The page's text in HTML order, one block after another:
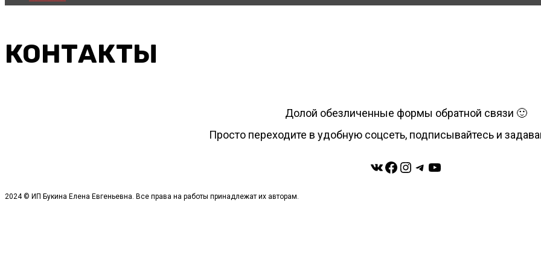
КОНТАКТЫ
Долой обезличенные формы обратной связи 🙂
Просто переходите в удобную соцсеть, подписывайтесь и
ВКонтакте
Facebook
Instagram
Telegram
YouTube
2024 © ИП Букина Елена Евгеньевна. Все права на работы принадлежат их авторам.